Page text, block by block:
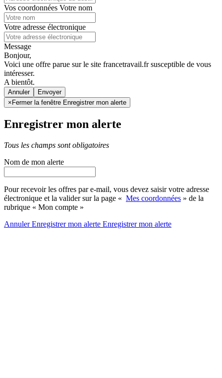
Vos coordonnées Votre nom
Votre adresse électronique
Message
Bonjour,
Voici une offre parue sur le site francetravail.fr susceptible de vous
intéresser.
A bientôt.
Annuler
× Fermer la fenêtre Enregistrer mon alerte
Enregistrer mon alerte
Tous les champs sont obligatoires
Nom de mon alerte
Pour recevoir les offres par e-mail, vous devez saisir votre adresse
électronique et la valider sur la page « Mes coordonnées » de la
rubrique « Mon compte »
AnnulerEnregistrer mon alerte Enregistrermon alerte